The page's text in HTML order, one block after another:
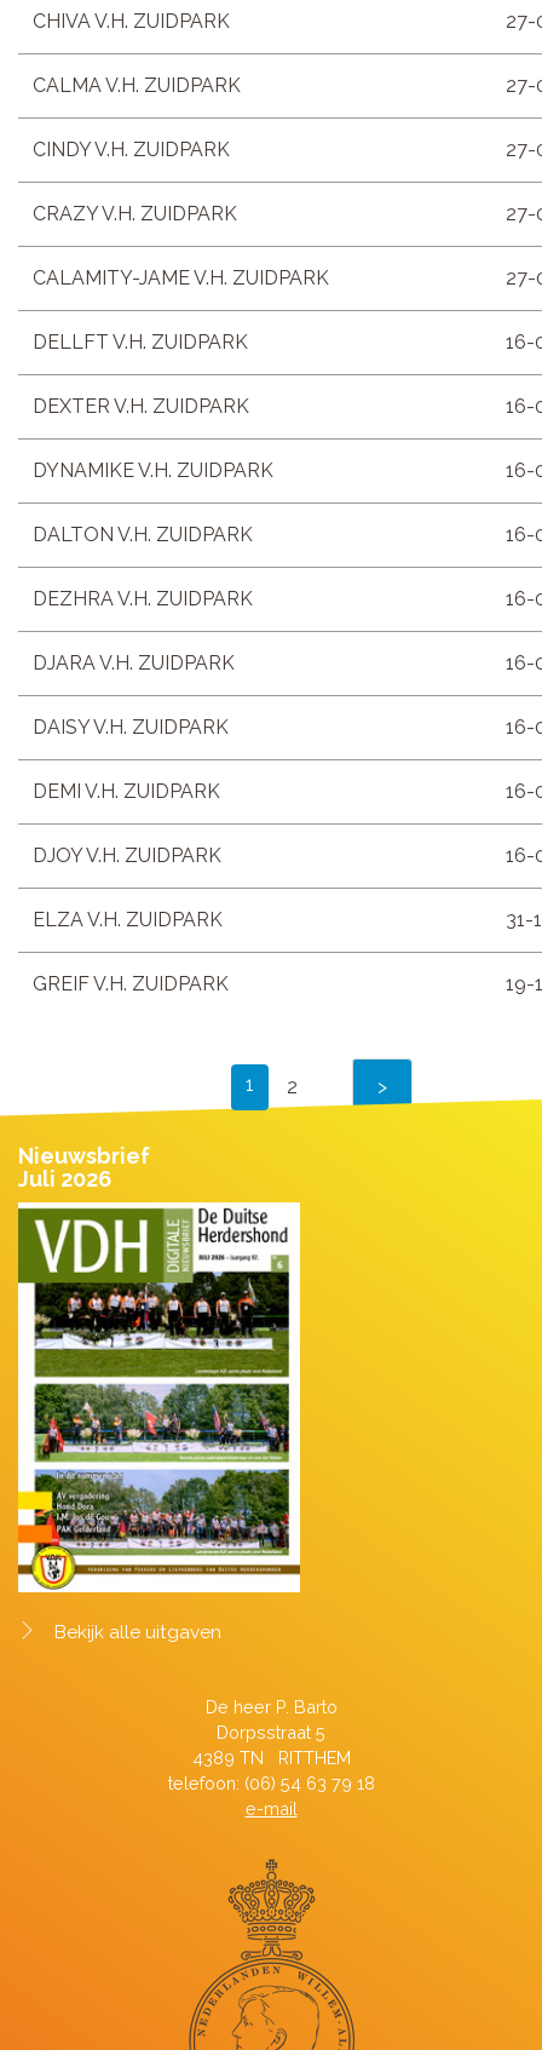
CHIVA V.H. ZUIDPARK 27-
CALMA V.H. ZUIDPARK 27-
CINDY V.H. ZUIDPARK 27-
CRAZY V.H. ZUIDPARK 27-
CALAMITY-JAME V.H. ZUIDPARK 27-
DELLFT V.H. ZUIDPARK 16-
DEXTER V.H. ZUIDPARK 16-
DYNAMIKE V.H. ZUIDPARK 16-
DALTON V.H. ZUIDPARK 16-
DEZHRA V.H. ZUIDPARK 16-
DJARA V.H. ZUIDPARK 16-
DAISY V.H. ZUIDPARK 16-
DEMI V.H. ZUIDPARK 16-
DJOY V.H. ZUIDPARK 16-
ELZA V.H. ZUIDPARK 31-
GREIF V.H. ZUIDPARK 19-
1 2
Nieuwsbrief
Juli 2026
Bekijk alle uitgaven
De heer P. Barto
Dorpsstraat 5
4389 TN RITTHEM
telefoon: (06) 54 63 79 18
e-mail